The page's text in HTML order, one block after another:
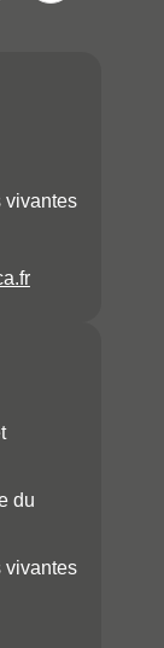
vivantes
du
vivantes